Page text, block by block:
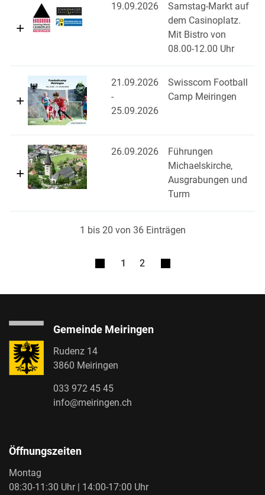
19.09.2026
Samstag-Markt auf
dem Casinoplatz.
Mit Bistro von
08.00-12.00 Uhr
21.09.2026
-
25.09.2026
Swisscom Football
Camp Meiringen
26.09.2026
Führungen
Michaelskirche,
Ausgrabungen und
Turm
1 bis 20 von 36 Einträgen
1 2
Gemeinde Meiringen
Rudenz 14
3860 Meiringen
033 972 45 45
info@meiringen.ch
Öffnungszeiten
Montag
08:30-11:30 Uhr | 14:00-17:00 Uhr